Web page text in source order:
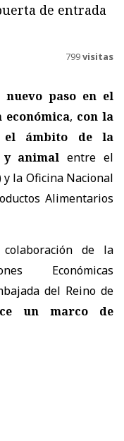
de entrada
799visitas
paso en el
, con la
ámbito de la
y animal entre el
y la Oficina Nacional
Alimentarios
de la
Económicas
del Reino de
un marco de